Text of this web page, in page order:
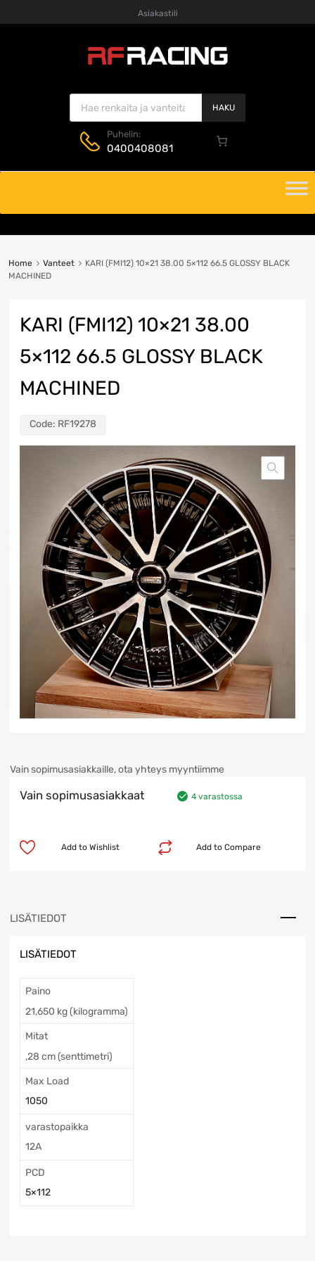
Asiakastili
Products search
HAKU
Puhelin:
0400408081
content
Home Vanteet
KARI (FMI12) 10×21 38.00 5×112 66.5 GLOSSY BLACK
MACHINED
KARI (FMI12) 10×21 38.00
5×112 66.5 GLOSSY BLACK
MACHINED
Code: RF19278
Vain sopimusasiakkaille, ota yhteys myyntiimme
Vain sopimusasiakkaat 4 varastossa
Add to Compare
Add to Wishlist
LISÄTIEDOT
LISÄTIEDOT
Paino
21,650 kg (kilogramma)
Mitat
,28 cm (senttimetri)
Max Load
1050
varastopaikka
12A
PCD
5×112